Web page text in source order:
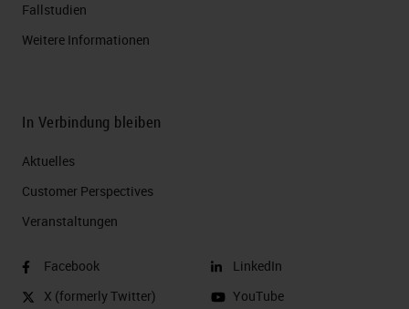
Fallstudien
Weitere Informationen
In Verbindung bleiben
Aktuelles
Customer Perspectives​
Veranstaltungen
Facebook
X (formerly Twitter)
LinkedIn
YouTube